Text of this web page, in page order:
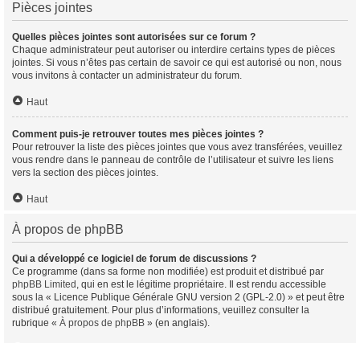
Pièces jointes
Quelles pièces jointes sont autorisées sur ce forum ?
Chaque administrateur peut autoriser ou interdire certains types de pièces
jointes. Si vous n’êtes pas certain de savoir ce qui est autorisé ou non, nous
vous invitons à contacter un administrateur du forum.
Haut
Comment puis-je retrouver toutes mes pièces jointes ?
Pour retrouver la liste des pièces jointes que vous avez transférées, veuillez
vous rendre dans le panneau de contrôle de l’utilisateur et suivre les liens
vers la section des pièces jointes.
Haut
À propos de phpBB
Qui a développé ce logiciel de forum de discussions ?
Ce programme (dans sa forme non modifiée) est produit et distribué par
phpBB Limited , qui en est le légitime propriétaire. Il est rendu accessible
sous la « Licence Publique Générale GNU version 2 (GPL-2.0) » et peut être
distribué gratuitement. Pour plus d’informations, veuillez consulter la
rubrique « À propos de phpBB » (en anglais).